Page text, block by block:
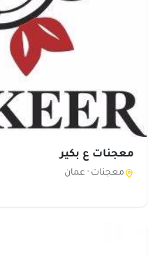
معجنات ع بكير
معجنات · عمان